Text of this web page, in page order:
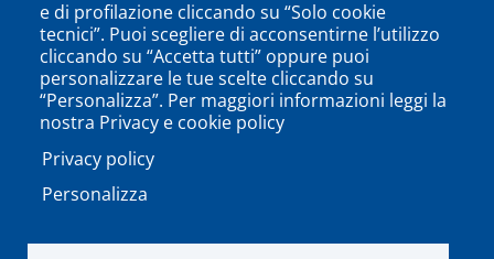
SEGUICI SU
PODCAST
e di profilazione cliccando su “Solo cookie
tecnici”. Puoi scegliere di acconsentirne l’utilizzo
cliccando su “Accetta tutti” oppure puoi
personalizzare le tue scelte cliccando su
“Personalizza”. Per maggiori informazioni leggi la
nostra Privacy e cookie policy
Privacy policy
Personalizza